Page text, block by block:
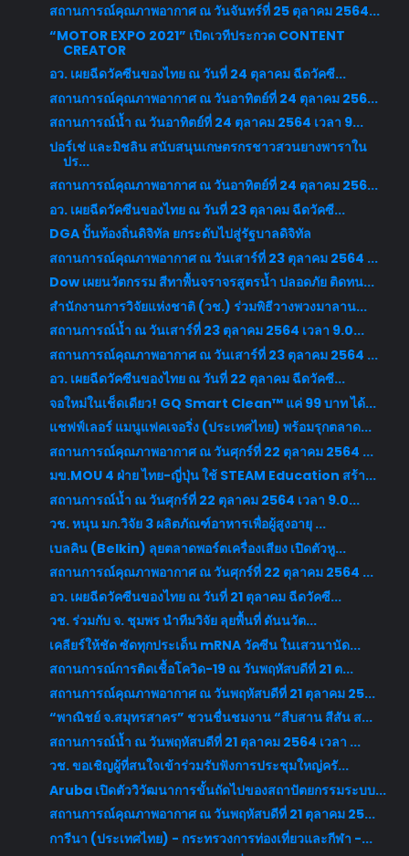
สถานการณ์คุณภาพอากาศ ณ วันจันทร์ที่ 25 ตุลาคม 2564...
“MOTOR EXPO 2021” เปิดเวทีประกวด CONTENT
CREATOR
อว. เผยฉีดวัคซีนของไทย ณ วันที่ 24 ตุลาคม ฉีดวัคซี...
สถานการณ์คุณภาพอากาศ ณ วันอาทิตย์ที่ 24 ตุลาคม 256...
สถานการณ์น้ำ ณ วันอาทิตย์ที่ 24 ตุลาคม 2564 เวลา 9...
ปอร์เช่ และมิชลิน สนับสนุนเกษตรกรชาวสวนยางพาราใน
ปร...
สถานการณ์คุณภาพอากาศ ณ วันอาทิตย์ที่ 24 ตุลาคม 256...
อว. เผยฉีดวัคซีนของไทย ณ วันที่ 23 ตุลาคม ฉีดวัคซี...
DGA ปั้นท้องถิ่นดิจิทัล ยกระดับไปสู่รัฐบาลดิจิทัล
สถานการณ์คุณภาพอากาศ ณ วันเสาร์ที่ 23 ตุลาคม 2564 ...
Dow เผยนวัตกรรม สีทาพื้นจราจรสูตรน้ำ ปลอดภัย ติดทน...
สำนักงานการวิจัยแห่งชาติ (วช.) ร่วมพิธีวางพวงมาลาน...
สถานการณ์น้ำ ณ วันเสาร์ที่ 23 ตุลาคม 2564 เวลา 9.0...
สถานการณ์คุณภาพอากาศ ณ วันเสาร์ที่ 23 ตุลาคม 2564 ...
อว. เผยฉีดวัคซีนของไทย ณ วันที่ 22 ตุลาคม ฉีดวัคซี...
จอใหม่ในเช็ดเดียว! GQ Smart Clean™ แค่ 99 บาท ได้...
แชฟฟ์เลอร์ แมนูแฟคเจอริ่ง (ประเทศไทย) พร้อมรุกตลาด...
สถานการณ์คุณภาพอากาศ ณ วันศุกร์ที่ 22 ตุลาคม 2564 ...
มข.MOU 4 ฝ่าย ไทย-ญี่ปุ่น ใช้ STEAM Education สร้า...
สถานการณ์น้ำ ณ วันศุกร์ที่ 22 ตุลาคม 2564 เวลา 9.0...
วช. หนุน มก.วิจัย 3 ผลิตภัณฑ์อาหารเพื่อผู้สูงอายุ ...
เบลคิน (Belkin) ลุยตลาดพอร์ตเครื่องเสียง เปิดตัวหู...
สถานการณ์คุณภาพอากาศ ณ วันศุกร์ที่ 22 ตุลาคม 2564 ...
อว. เผยฉีดวัคซีนของไทย ณ วันที่ 21 ตุลาคม ฉีดวัคซี...
วช. ร่วมกับ จ. ชุมพร นำทีมวิจัย ลุยพื้นที่ ดันนวัต...
เคลียร์ให้ชัด ซัดทุกประเด็น mRNA วัคซีน ในเสวนานัด...
สถานการณ์การติดเชื้อโควิด-19 ณ วันพฤหัสบดีที่ 21 ต...
สถานการณ์คุณภาพอากาศ ณ วันพฤหัสบดีที่ 21 ตุลาคม 25...
“พาณิชย์ จ.สมุทรสาคร” ชวนชื่นชมงาน “สืบสาน สีสัน ส...
สถานการณ์น้ำ ณ วันพฤหัสบดีที่ 21 ตุลาคม 2564 เวลา ...
วช. ขอเชิญผู้ที่สนใจเข้าร่วมรับฟังการประชุมใหญ่ครั...
Aruba เปิดตัววิวัฒนาการขั้นถัดไปของสถาปัตยกรรมระบบ...
สถานการณ์คุณภาพอากาศ ณ วันพฤหัสบดีที่ 21 ตุลาคม 25...
การีนา (ประเทศไทย) - กระทรวงการท่องเที่ยวและกีฬา -...